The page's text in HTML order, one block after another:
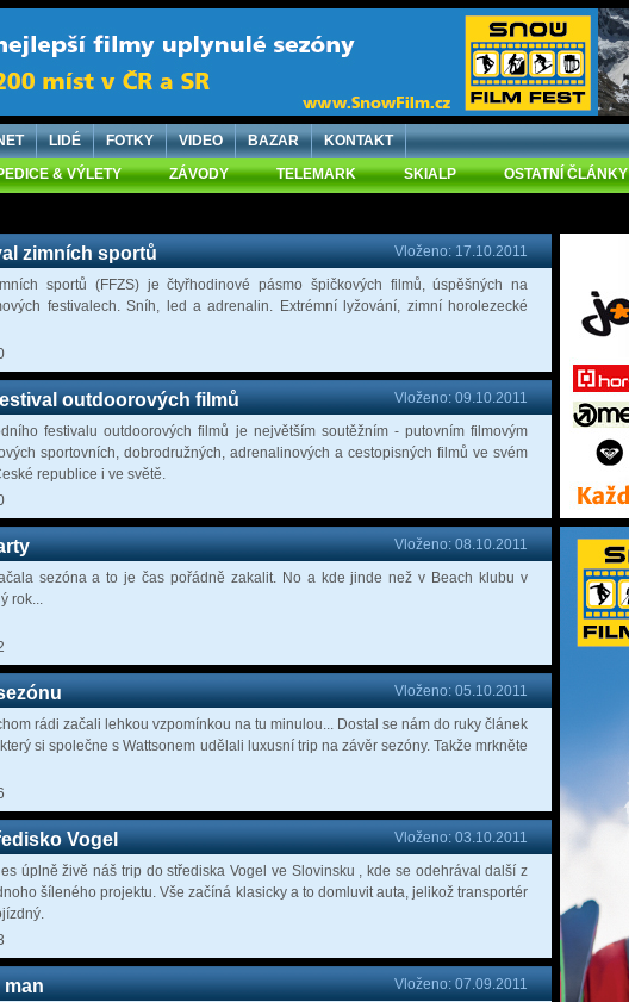
LIDÉ FOTKY VIDEO BAZAR
KONTAKT
& VÝLETY ZÁVODY TELEMARK SKIALP OSTATNÍ ČLÁNKY
zimních sportů
Vloženo: 17.10.2011
sportů (FFZS) je čtyřhodinové pásmo špičkových filmů, úspěšných na
festivalech. Sníh, led a adrenalin. Extrémní lyžování, zimní horolezecké
outdoorových filmů
Vloženo: 09.10.2011
festivalu outdoorových filmů je největším soutěžním - putovním filmovým
sportovních, dobrodružných, adrenalinových a cestopisných filmů ve svém
republice i ve světě.
Vloženo: 08.10.2011
sezóna a to je čas pořádně zakalit. No a kde jinde než v Beach klubu v
rok...
Vloženo: 05.10.2011
rádi začali lehkou vzpomínkou na tu minulou... Dostal se nám do ruky článek
si společne s Wattsonem udělali luxusní trip na závěr sezóny. Takže mrkněte
Vogel
Vloženo: 03.10.2011
úplně živě náš trip do střediska Vogel ve Slovinsku , kde se odehrával další z
šíleného projektu. Vše začíná klasicky a to domluvit auta, jelikož transportér
man
Vloženo: 07.09.2011